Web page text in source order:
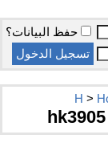
حفظ البيانات؟
H >